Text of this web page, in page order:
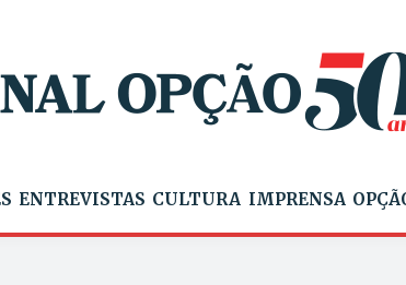
ENTREVISTAS CULTURA IMPRENSA